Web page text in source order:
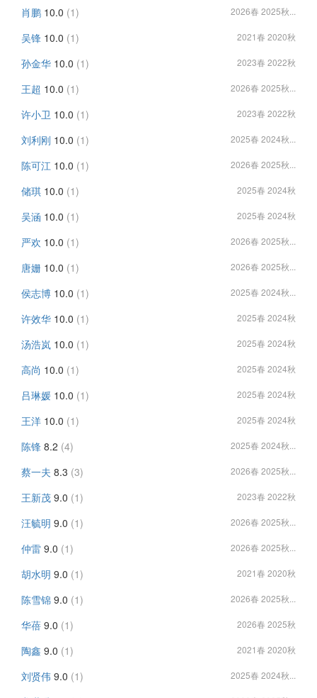
肖鹏 10.0 (1) 2026春 2025秋...
吴锋 10.0 (1) 2021春 2020秋
孙金华 10.0 (1) 2023春 2022秋
王超 10.0 (1) 2026春 2025秋...
许小卫 10.0 (1) 2023春 2022秋
刘利刚 10.0 (1) 2025春 2024秋...
陈可江 10.0 (1) 2026春 2025秋...
储琪 10.0 (1) 2025春 2024秋
吴涵 10.0 (1) 2025春 2024秋
严欢 10.0 (1) 2026春 2025秋...
唐姗 10.0 (1) 2026春 2025秋...
侯志博 10.0 (1) 2025春 2024秋...
许效华 10.0 (1) 2025春 2024秋
汤浩岚 10.0 (1) 2025春 2024秋
高尚 10.0 (1) 2025春 2024秋
吕琳媛 10.0 (1) 2025春 2024秋
王洋 10.0 (1) 2025春 2024秋
陈锋 8.2 (4) 2025春 2024秋...
蔡一夫 8.3 (3) 2026春 2025秋...
王新茂 9.0 (1) 2023春 2022秋
汪毓明 9.0 (1) 2026春 2025秋...
仲雷 9.0 (1) 2026春 2025秋...
胡水明 9.0 (1) 2021春 2020秋
陈雪锦 9.0 (1) 2026春 2025秋...
华蓓 9.0 (1) 2026春 2025秋
陶鑫 9.0 (1) 2021春 2020秋
刘贤伟 9.0 (1) 2025春 2024秋...